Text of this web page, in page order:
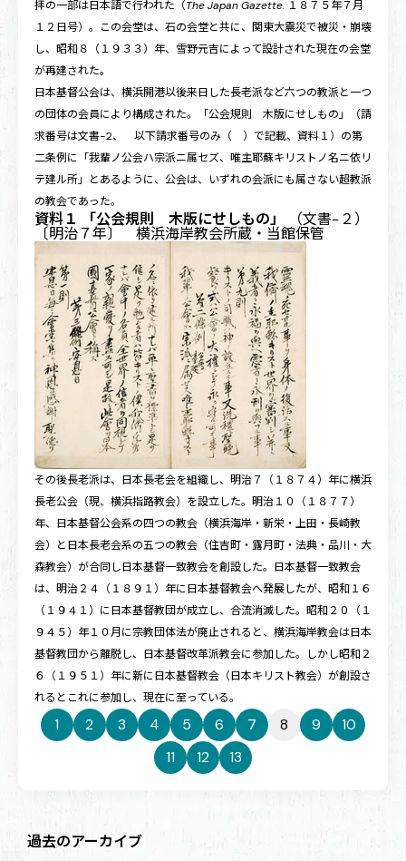
拝の一部は日本語で行われた（The Japan Gazette.１８７５年７月
１２日号）。この会堂は、石の会堂と共に、関東大震災で被災・崩壊
し、昭和８（１９３３）年、雪野元吉によって設計された現在の会堂
が再建された。
日本基督公会は、横浜開港以後来日した長老派など六つの教派と一つ
の団体の会員により構成された。「公会規則 木版にせしもの」（請
求番号は文書−2、 以下請求番号のみ（ ）で記載、 資料１）の第
二条例に「我輩ノ公会ハ宗派ニ属セズ、唯主耶蘇キリストノ名ニ依リ
テ建ル所」とあるように、公会は、いずれの会派にも属さない超教派
の教会であった。
資料１ 「公会規則 木版にせしもの」 （文書−２）
〔明治７年〕 横浜海岸教会所蔵・当館保管
その後長老派は、日本長老会を組織し、明治７（１８７４）年に横浜
長老公会（現、横浜指路教会）を設立した。明治１０（１８７７）
年、日本基督公会系の四つの教会（横浜海岸・新栄・上田・長崎教
会）と日本長老会系の五つの教会（住吉町・露月町・法典・品川・大
森教会）が合同し日本基督一致教会を創設した。日本基督一致教会
は、明治２４（１８９１）年に日本基督教会へ発展したが、昭和１６
（１９４１）に日本基督教団が成立し、合流消滅した。昭和２０（１
９４５）年１０月に宗教団体法が廃止されると、横浜海岸教会は日本
基督教団から離脱し、日本基督改革派教会に参加した。しかし昭和２
６（１９５１）年に新に日本基督教会（日本キリスト教会）が創設さ
れるとこれに参加し、現在に至っている。
1 2 3 4 5 6 7 8 9
10
11
12 13
過去のアーカイブ